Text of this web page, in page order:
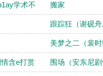
学术不 搬家
跟踪狂（谢砚舟
美梦之二（裴
含e打赏 围场（安东尼剧